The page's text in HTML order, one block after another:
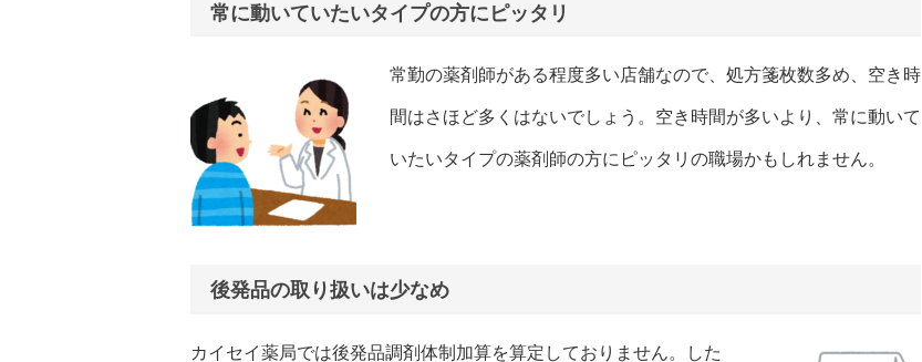
常に動いていたいタイプの方にピッタリ
常勤の薬剤師がある程度多い店舗なので、処方箋枚数多め、空き時
間はさほど多くはないでしょう。空き時間が多いより、常に動いて
いたいタイプの薬剤師の方にピッタリの職場かもしれません。
後発品の取り扱いは少なめ
カイセイ薬局では後発品調剤体制加算を算定しておりません。した